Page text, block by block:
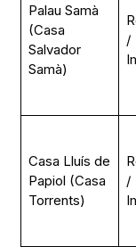
Palau Samà
(Casa
Salvador
Samà)
/
Casa Lluís de
Papiol (Casa
Torrents)
/